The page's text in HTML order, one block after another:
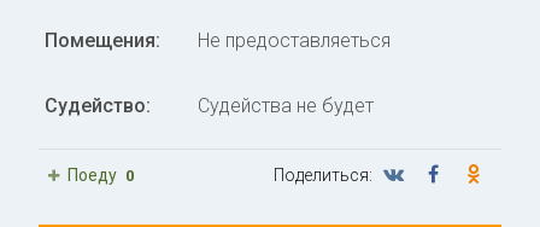
Помещения: Не предоставляеться
Судейство: Судейства не будет
Поделиться:
Поеду 0